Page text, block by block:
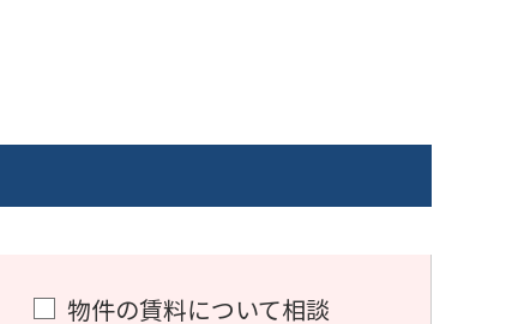
物件の賃料について相談